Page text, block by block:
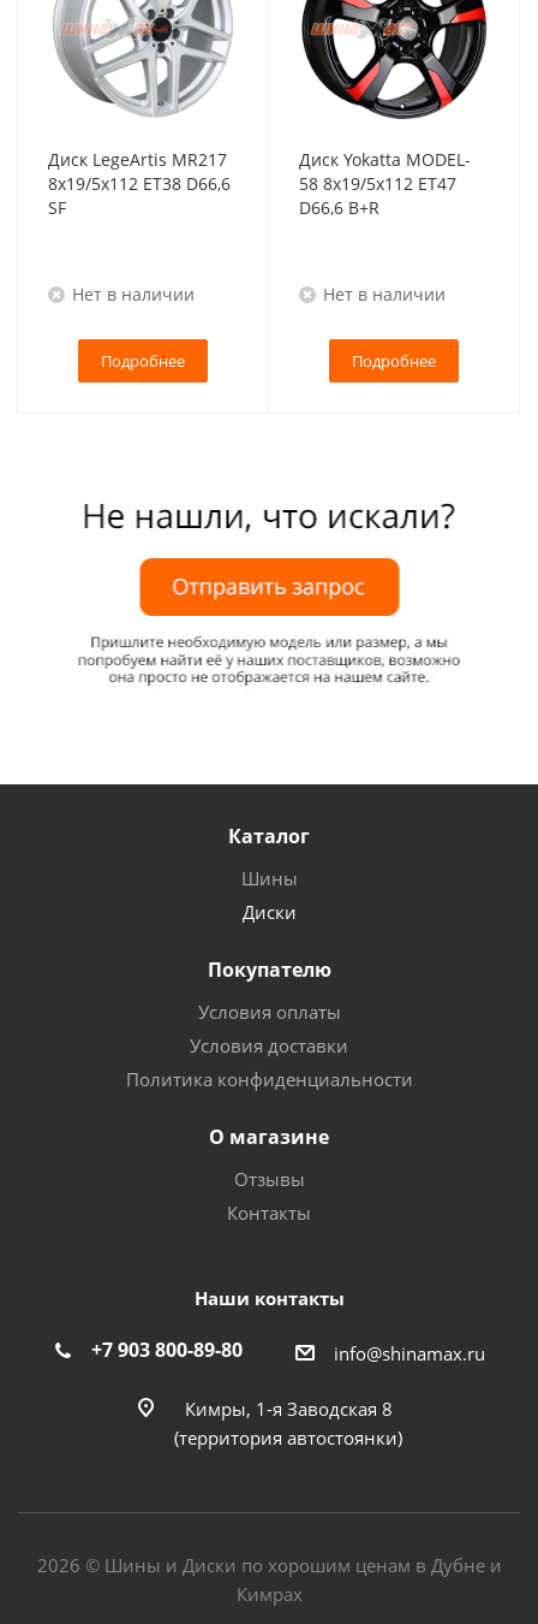
Диск LegeArtis MR217
8x19/5x112 ET38 D66,6
SF
Нет в наличии
Подробнее
Диск Yokatta MODEL-
58 8x19/5x112 ET47
D66,6 B+R
Нет в наличии
Подробнее
Каталог
Шины
Диски
Покупателю
Условия оплаты
Условия доставки
Политика конфиденциальности
О магазине
Отзывы
Контакты
Наши контакты
+7 903 800-89-80 info@shinamax.ru
Кимры, 1-я Заводская 8
(территория автостоянки)
2026 © Шины и Диски по хорошим ценам в Дубне и
Кимрах